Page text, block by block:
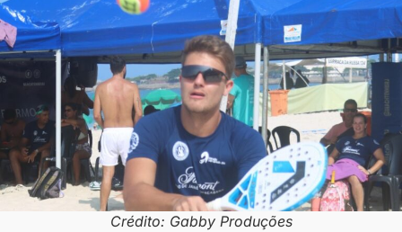
Crédito: Gabby Produções